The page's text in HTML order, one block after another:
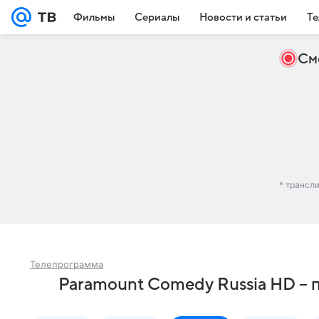
Фильмы Сериалы Новости и статьи
*
Телепрограмма
Paramount Comedy Russia HD –